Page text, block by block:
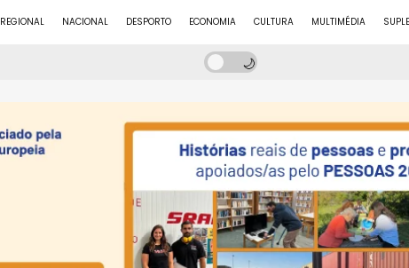
REGIONAL NACIONAL DESPORTO ECONOMIA CULTURA MULTIMÉDIA